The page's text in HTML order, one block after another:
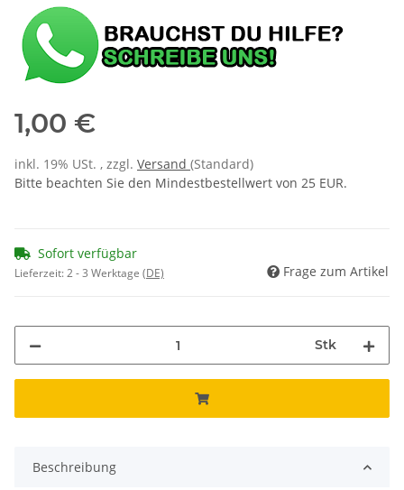
1,00 €
inkl. 19% USt. , zzgl. Versand (Standard)
Bitte beachten Sie den Mindestbestellwert von 25 EUR.
Sofort verfügbar
Lieferzeit:2 - 3 Werktage (DE) Frage zum Artikel
Stk
Beschreibung